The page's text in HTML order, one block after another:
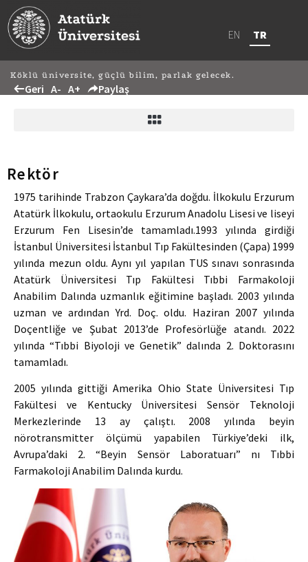
EN TR
Köklü üniversite, güçlü bilim, parlak gelecek.
Geri A- A+ Paylaş
Rektör
1975 tarihinde Trabzon Çaykara’da doğdu. İlkokulu Erzurum
Atatürk İlkokulu, ortaokulu Erzurum Anadolu Lisesi ve liseyi
Erzurum Fen Lisesin’de tamamladı.1993 yılında girdiği
İstanbul Üniversitesi İstanbul Tıp Fakültesinden (Çapa) 1999
yılında mezun oldu. Aynı yıl yapılan TUS sınavı sonrasında
Atatürk Üniversitesi Tıp Fakültesi Tıbbi Farmakoloji
Anabilim Dalında uzmanlık eğitimine başladı. 2003 yılında
uzman ve ardından Yrd. Doç. oldu. Haziran 2007 yılında
Doçentliğe ve Şubat 2013’de Profesörlüğe atandı. 2022
yılında “Tıbbi Biyoloji ve Genetik” dalında 2. Doktorasını
tamamladı.
2005 yılında gittiği Amerika Ohio State Üniversitesi Tıp
Fakültesi ve Kentucky Üniversitesi Sensör Teknoloji
Merkezlerinde 13 ay çalıştı. 2008 yılında beyin
nörotransmitter ölçümü yapabilen Türkiye’deki ilk,
Avrupa’daki 2. “Beyin Sensör Laboratuarı” nı Tıbbi
Farmakoloji Anabilim Dalında kurdu.